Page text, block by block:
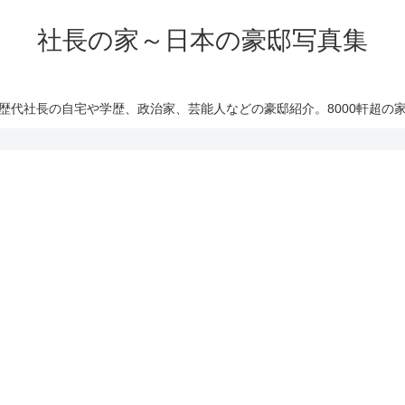
社長の家～日本の豪邸写真集
代社長の自宅や学歴、政治家、芸能人などの豪邸紹介。8000軒超の家